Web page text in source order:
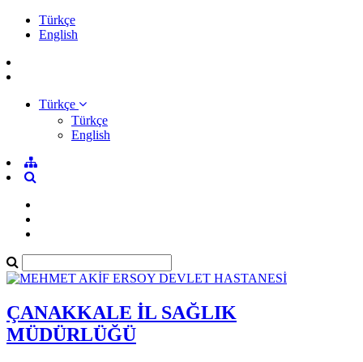
Türkçe
English
Türkçe
Türkçe
English
ÇANAKKALE İL SAĞLIK
MÜDÜRLÜĞÜ